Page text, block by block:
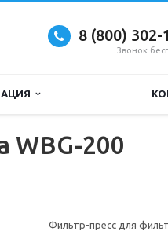
8 (800) 302-
Звонок
WBG-200
Фильтр-пресс для